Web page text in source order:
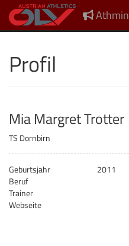
Athmin
Profil
Mia Margret Trotter
TS Dornbirn
Geburtsjahr
2011
Beruf
Trainer
Webseite